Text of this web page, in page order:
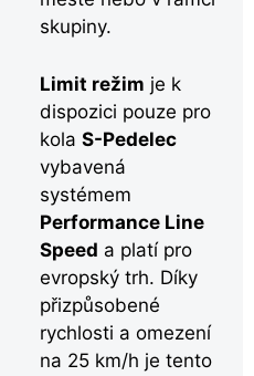
skupiny.
Limit režim je k
dispozici pouze pro
kola S-Pedelec
vybavená
systémem
Performance Line
Speed a platí pro
evropský trh. Díky
přizpůsobené
rychlosti a omezení
na 25 km/h je tento